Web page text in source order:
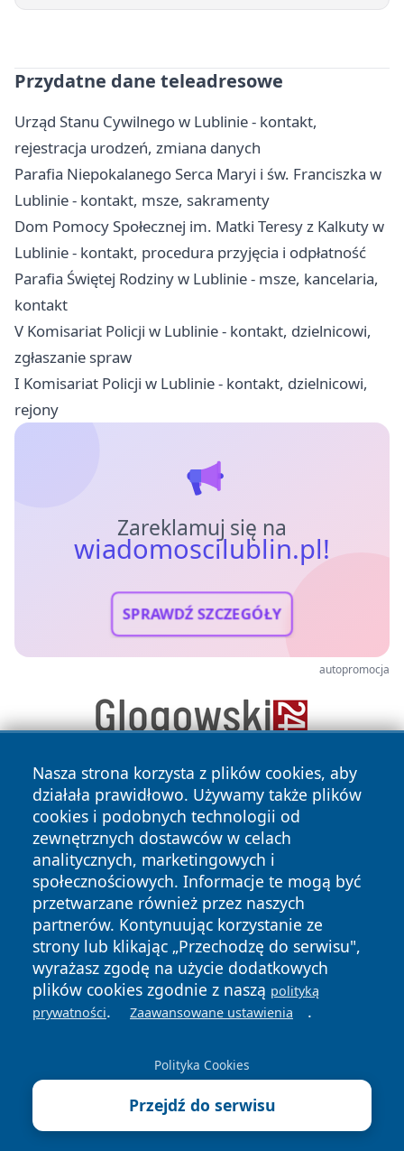
Przydatne dane teleadresowe
Urząd Stanu Cywilnego w Lublinie - kontakt,
rejestracja urodzeń, zmiana danych
Parafia Niepokalanego Serca Maryi i św. Franciszka w
Lublinie - kontakt, msze, sakramenty
Dom Pomocy Społecznej im. Matki Teresy z Kalkuty w
Lublinie - kontakt, procedura przyjęcia i odpłatność
Parafia Świętej Rodziny w Lublinie - msze, kancelaria,
kontakt
V Komisariat Policji w Lublinie - kontakt, dzielnicowi,
zgłaszanie spraw
I Komisariat Policji w Lublinie - kontakt, dzielnicowi,
rejony
Zareklamuj się na
wiadomoscilublin.pl!
SPRAWDŹ SZCZEGÓŁY
autopromocja
Nasza strona korzysta z plików cookies, aby
działała prawidłowo. Używamy także plików
cookies i podobnych technologii od
zewnętrznych dostawców w celach
analitycznych, marketingowych i
społecznościowych. Informacje te mogą być
przetwarzane również przez naszych
partnerów. Kontynuując korzystanie ze
strony lub klikając „Przechodzę do serwisu",
wyrażasz zgodę na użycie dodatkowych
plików cookies zgodnie z naszą polityką
prywatności. Zaawansowane ustawienia .
Polityka Cookies
Przejdź do serwisu
Copyright © 2026 wiadomoscilublin.pl Wszystkie prawa
zastrzeżone.
News Autorzy
Polityka
Prywatności
Polityka
Cookies